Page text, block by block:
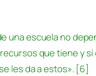
una escuela no
que tiene y sí
les da a estos». [6]